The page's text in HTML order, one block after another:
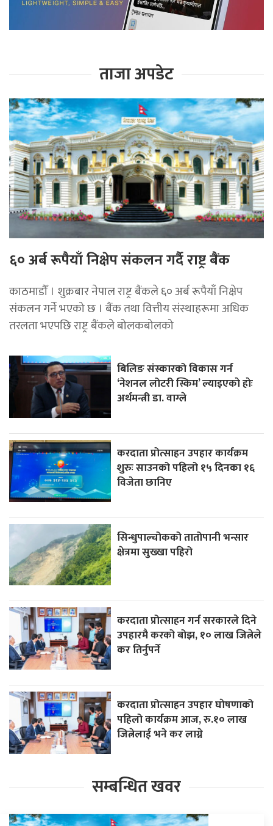
ताजा अपडेट
६० अर्ब रूपैयाँ निक्षेप संकलन गर्दै राष्ट्र बैंक
काठमाडौँ । शुक्रबार नेपाल राष्ट्र बैंकले ६० अर्ब रूपैयाँ निक्षेप
संकलन गर्ने भएको छ । बैंक तथा वित्तीय संस्थाहरूमा अधिक
तरलता भएपछि राष्ट्र बैंकले बोलकबोलको
बिलिङ संस्कारको विकास गर्न
‘नेशनल लोटरी स्किम’ ल्याइएकाे हाेः
अर्थमन्त्री डा. वाग्ले
करदाता प्रोत्साहन उपहार कार्यक्रम
शुरुः साउनको पहिलो १५ दिनका १६
विजेता छानिए
सिन्धुपाल्चोकको तातोपानी भन्सार
क्षेत्रमा सुख्खा पहिरो
करदाता प्रोत्साहन गर्न सरकारले दिने
उपहारमै करको बोझ, १० लाख जित्नेले
कर तिर्नुपर्ने
करदाता प्रोत्साहन उपहार घाेषणाको
पहिलो कार्यक्रम आज, रु.१० लाख
जित्नेलाई भने कर लाग्ने
सम्बन्धित खवर